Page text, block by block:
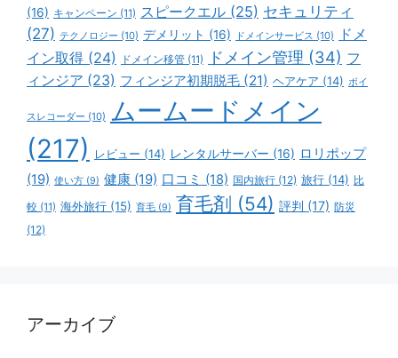
(16) キャンペーン (11) スピークエル (25) セキュリティ
(27) テクノロジー (10) デメリット (16) ドメインサービス (10)
ドメ
イン取得 (24) ドメイン移管 (11) ドメイン管理 (34) フ
ィンジア (23) フィンジア初期脱毛 (21) ヘアケア (14) ボイ
スレコーダー (10) ムームードメイン
(217)
レビュー (14) レンタルサーバー (16) ロリポップ
(19) 使い方 (9) 健康 (19) 口コミ (18) 国内旅行 (12) 旅行 (14) 比
較 (11) 海外旅行 (15) 育毛 (9) 育毛剤 (54) 評判 (17) 防災
(12)
アーカイブ